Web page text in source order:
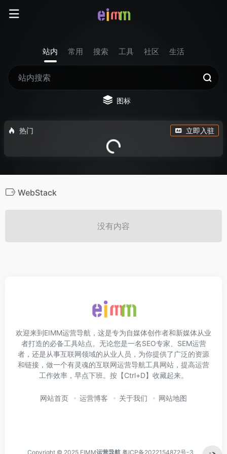
站内 常用 搜索 工具 社区 生活
图标
热门 立即入驻
WebStack
没有内容
欢迎来到EIMM运营导航，这是专为自媒体创作者和新媒体从业
者打造的必备工具站点。无论您是一名SEO专家、SEM运营
者，还是从事互联网领域的从业人员，为你提供了广泛的资源
和链接，做一个有灵魂的互联网运营导航工具网站，提高运营
工作效率，早点下班。按【Ctrl+D】收藏起来。
网站首页 运营博客 关于我们 网站地图
Copyright © 2025 EIMM运营导航 粤ICP备2022154872号-3